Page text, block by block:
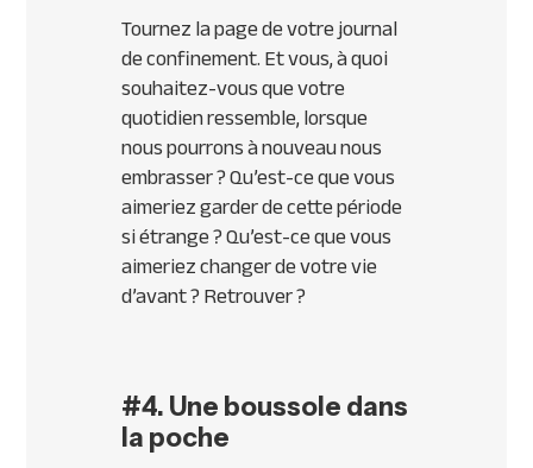
Tournez la page de votre journal
de confinement. Et vous, à quoi
souhaitez-vous que votre
quotidien ressemble, lorsque
nous pourrons à nouveau nous
embrasser ? Qu’est-ce que vous
aimeriez garder de cette période
si étrange ? Qu’est-ce que vous
aimeriez changer de votre vie
d’avant ? Retrouver ?
#4. Une boussole dans
la poche